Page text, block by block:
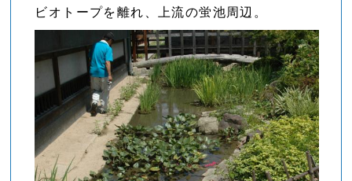
ビオトープを離れ、上流の蛍池周辺。